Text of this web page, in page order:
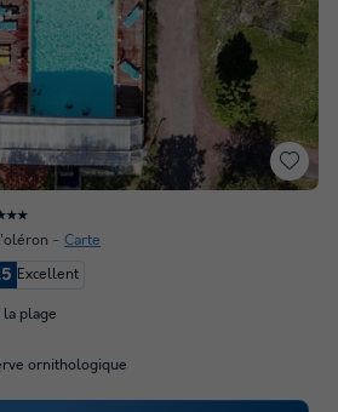
Carte
Excellent
la plage
ornithologique